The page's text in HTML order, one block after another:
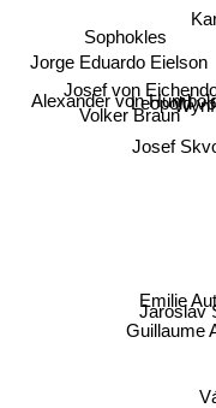
Leopold
Jaroslav
Josef von
Josef
Guillaume
Sophokles
Emilie
Volker Braun
Jorge Eduardo Eielson
Alexander von